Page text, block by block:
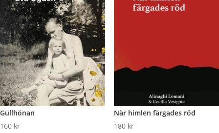
Gullhönan
160 kr
När himlen färgades röd
180 kr